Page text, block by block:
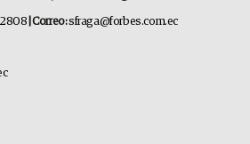
| Correo:sfraga@forbes.com.ec